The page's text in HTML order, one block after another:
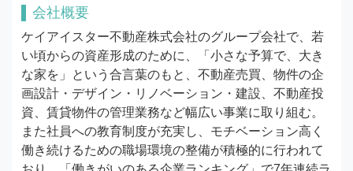
会社概要
ケイアイスター不動産株式会社のグループ会社で、若
い頃からの資産形成のために、「小さな予算で、大き
な家を」という合言葉のもと、不動産売買、物件の企
画設計・デザイン・リノベーション・建設、不動産投
資、賃貸物件の管理業務など幅広い事業に取り組む。
また社員への教育制度が充実し、モチベーション高く
働き続けるための職場環境の整備が積極的に行われて